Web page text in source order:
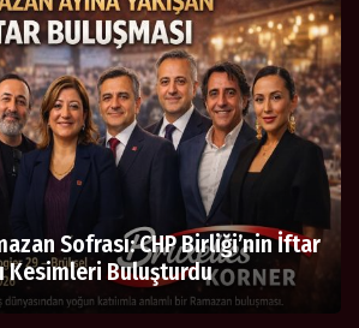
Sofrası: CHP Birliği’nin İftar
Kesimleri Buluşturdu